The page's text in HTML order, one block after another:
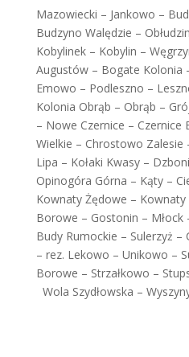
Mazowiecki – Jankowo –
Budzyno Walędzie –
Kobylinek – Kobylin –
Augustów – Bogate Kolonia
Emowo – Podleszno –
Kolonia Obrąb – Obrąb –
– Nowe Czernice –
Wielkie – Chrostowo Zalesie
Lipa – Kołaki Kwasy –
Opinogóra Górna – Kąty –
Kownaty Żędowe –
Borowe – Gostonin – Młock
Budy Rumockie – Sulerzyż –
– rez. Lekowo – Unikowo –
Borowe – Strzałkowo –
Wola Szydłowska –